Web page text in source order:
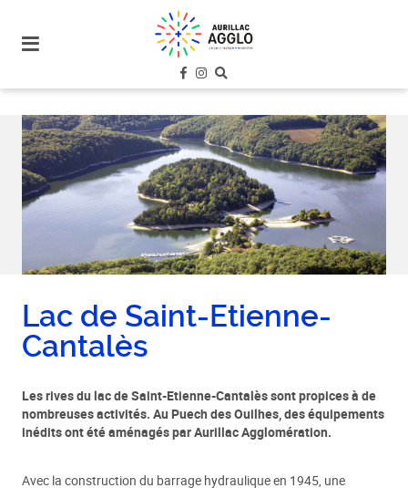
site
menu
aller au
contenu
Lac de Saint-Etienne-
Cantalès
Les rives du lac de Saint-Etienne-Cantalès sont propices à de
nombreuses activités. Au Puech des Ouilhes, des équipements
inédits ont été aménagés par Aurillac Agglomération.
Avec la construction du barrage hydraulique en 1945, une